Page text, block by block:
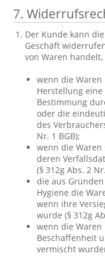
7.
Der Kunde kann
Geschäft
von Waren handelt,
wenn die
Herstellung
Bestimmung
oder die
des
Nr. 1 BGB);
wenn die
deren
(§ 312g Abs. 2
die aus
Hygiene die
wenn ihre
wurde (§ 312g
wenn die
Beschaffenheit
vermischt